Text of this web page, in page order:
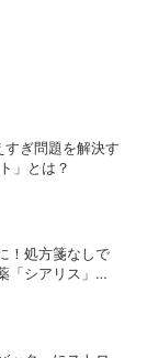
すぎ問題を解決す
」とは？
！処方箋なしで
「シアリス」が